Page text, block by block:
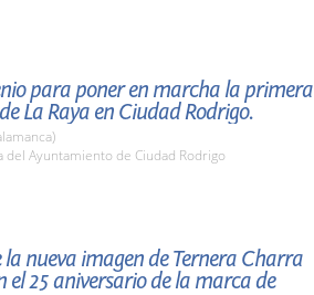
para poner en marcha la primera
La Raya en Ciudad Rodrigo.
del Ayuntamiento de Ciudad Rodrigo
la nueva imagen de Ternera Charra
el 25 aniversario de la marca de